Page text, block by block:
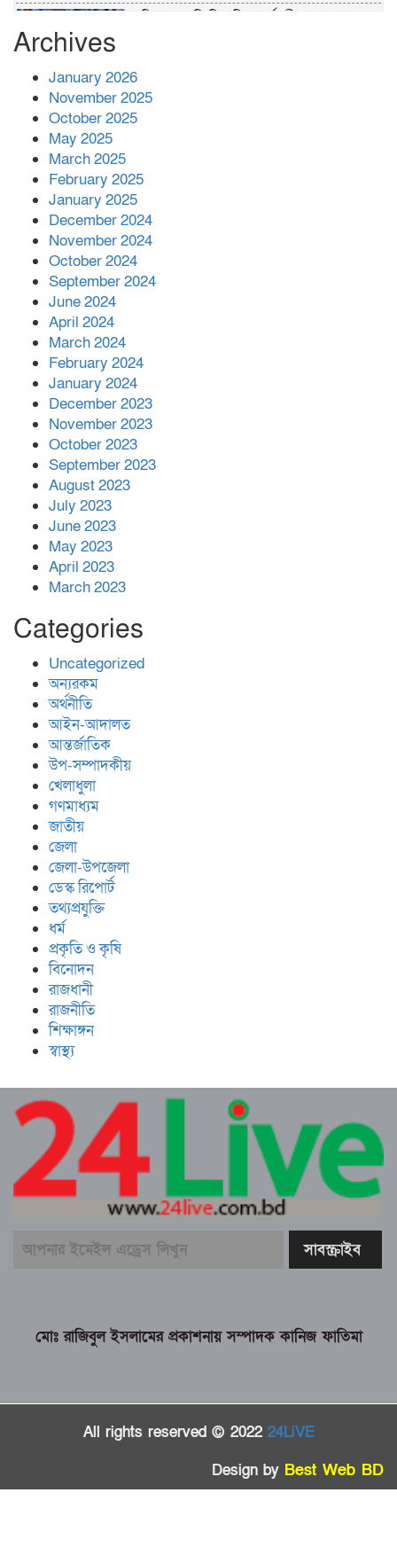
প্রশাসনের কর্তৃত্ব না থাকায় ধর্ষণ বেড়ে যাচ্ছে :
রিজভী
সড়ক অবরোধ
শহীদের রক্তের সঙ্গে বেইমানি হয় এমন কাজ
কেউ যেন না করি -জামায়াত আমির
Archives
January 2026
November 2025
October 2025
May 2025
March 2025
February 2025
January 2025
December 2024
November 2024
October 2024
September 2024
June 2024
April 2024
March 2024
February 2024
January 2024
December 2023
November 2023
October 2023
September 2023
August 2023
July 2023
June 2023
May 2023
April 2023
March 2023
Categories
Uncategorized
অন্যরকম
অর্থনীতি
আইন-আদালত
আন্তর্জাতিক
উপ-সম্পাদকীয়
খেলাধুলা
গণমাধ্যম
জাতীয়
জেলা
জেলা-উপজেলা
ডেস্ক রিপোর্ট
তথ্যপ্রযুক্তি
ধর্ম
প্রকৃতি ও কৃষি
বিনোদন
রাজধানী
রাজনীতি
শিক্ষাঙ্গন
স্বাস্থ্য
মোঃ রাজিবুল ইসলামের প্রকাশনায় সম্পাদক কানিজ ফাতিমা
All rights reserved © 2022 24LiVE
Design by Best Web BD